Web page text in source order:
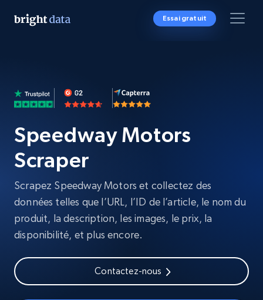
Essai gratuit
Speedway Motors
Scraper
Scrapez Speedway Motors et collectez des
données telles que l’URL, l’ID de l’article, le nom du
produit, la description, les images, le prix, la
disponibilité, et plus encore.
Contactez-nous